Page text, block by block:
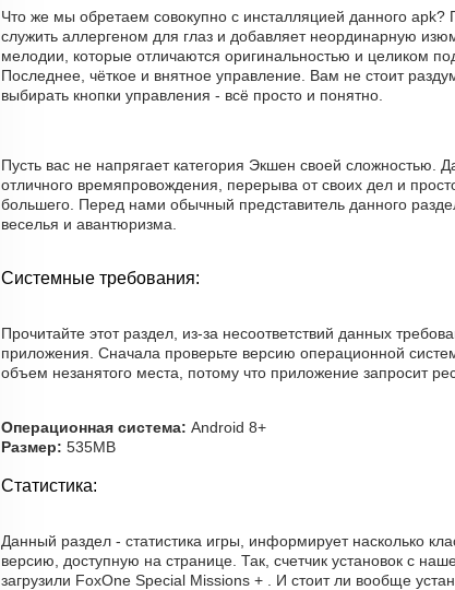
Что же мы обретаем совокупно с инсталляцией данного apk?
служить аллергеном для глаз и добавляет неординарную
мелодии, которые отличаются оригинальностью и целиком
Последнее, чёткое и внятное управление. Вам не стоит
выбирать кнопки управления - всё просто и понятно.
Пусть вас не напрягает категория Экшен своей сложностью.
отличного времяпровождения, перерыва от своих дел и
большего. Перед нами обычный представитель данного
веселья и авантюризма.
Системные требования:
Прочитайте этот раздел, из-за несоответствий данных
приложения. Сначала проверьте версию операционной
объем незанятого места, потому что приложение запросит
Операционная система: Android 8+
Размер: 535MB
Статистика:
Данный раздел - статистика игры, информирует насколько
версию, доступную на странице. Так, счетчик установок с
загрузили FoxOne Special Missions + . И стоит ли вообще